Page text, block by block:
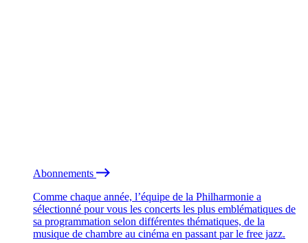
Abonnements
Comme chaque année, l’équipe de la Philharmonie a
sélectionné pour vous les concerts les plus emblématiques de
sa programmation selon différentes thématiques, de la
musique de chambre au cinéma en passant par le free jazz.